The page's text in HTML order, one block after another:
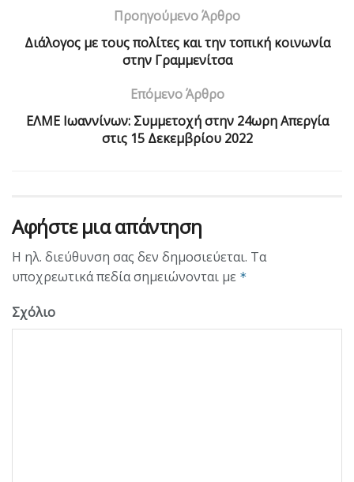
Προηγούμενο Άρθρο
Διάλογος με τους πολίτες και την τοπική κοινωνία
στην Γραμμενίτσα
Επόμενο Άρθρο
ΕΛΜΕ Ιωαννίνων: Συμμετοχή στην 24ωρη Απεργία
στις 15 Δεκεμβρίου 2022
Αφήστε μια απάντηση
Η ηλ. διεύθυνση σας δεν δημοσιεύεται. Τα
υποχρεωτικά πεδία σημειώνονται με *
Σχόλιο